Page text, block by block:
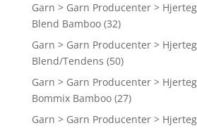
Garn > Garn Producenter >
Blend Bamboo (32)
Garn > Garn Producenter >
Blend/Tendens (50)
Garn > Garn Producenter >
Bommix Bamboo (27)
Garn > Garn Producenter >